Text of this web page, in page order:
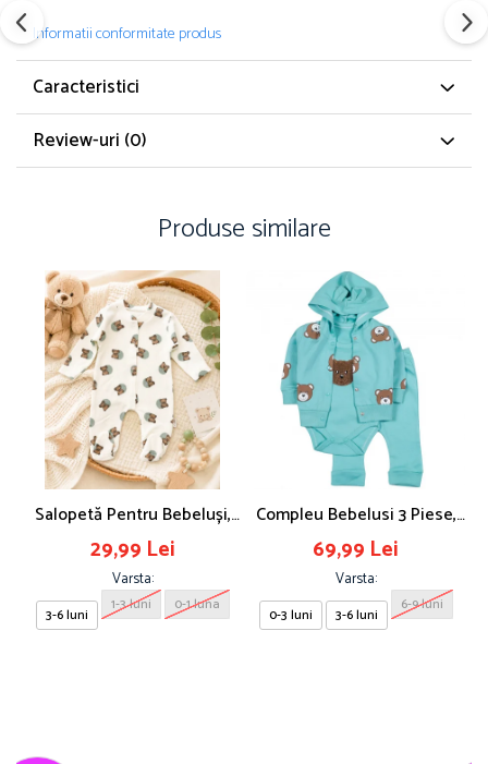
Informatii conformitate produs
Caracteristici
Review-uri (0)
Produse similare
Salopetă Pentru Bebeluși,
Imprimeu Ursuleți
29,99 Lei
Varsta:
3-6 luni
1-3 luni 0-1 luna
Compleu Bebelusi 3 Piese,
Model Ursulet, Safir
69,99 Lei
Varsta:
0-3 luni 3-6 luni
6-9 luni